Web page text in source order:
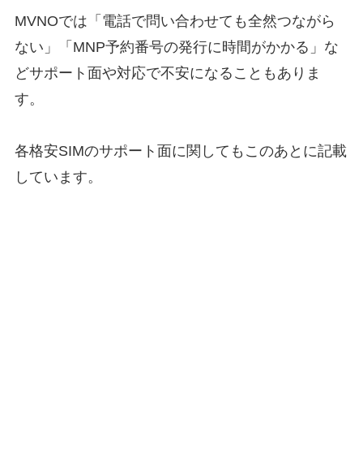
MVNOでは「電話で問い合わせても全然つながら
ない」「MNP予約番号の発行に時間がかかる」な
どサポート面や対応で不安になることもありま
す。
各格安SIMのサポート面に関してもこのあとに記載
しています。